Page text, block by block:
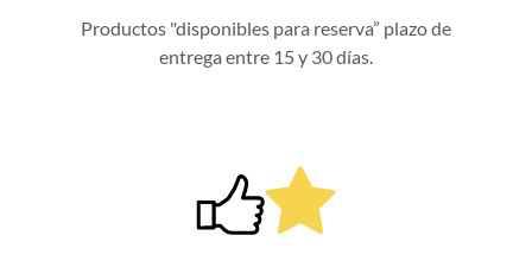
Productos "disponibles para reserva” plazo de
entrega entre 15 y 30 días.